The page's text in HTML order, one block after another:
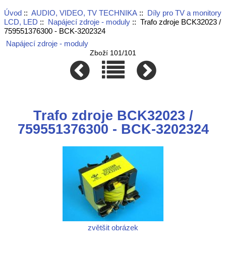
Úvod:: AUDIO, VIDEO, TV TECHNIKA:: Díly pro TV a monitory
LCD, LED :: Napájecí zdroje - moduly:: Trafo zdroje BCK32023 /
759551376300 - BCK-3202324
Napájecí zdroje - moduly
Zboží 101/101
Trafo zdroje BCK32023 /
759551376300 - BCK-3202324
zvětšit obrázek